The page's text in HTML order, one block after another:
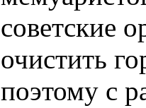
советские
очистить
поэтому с